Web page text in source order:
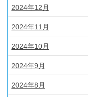
2024年12月
2024年11月
2024年10月
2024年9月
2024年8月